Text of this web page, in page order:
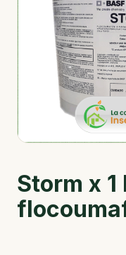
Storm x